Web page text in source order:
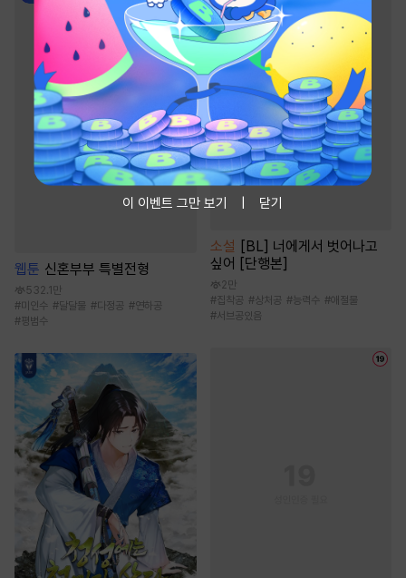
웹툰 신혼부부 특별전형
532.1만
#미인수 #달달물 #다정공 #연하공
#평범수
소설
[BL] 너에게서 벗어나고
싶어 [단행본]
2만
#집착공 #상처공 #능력수 #애절물
#서브공있음
이 이벤트 그만 보기 닫기